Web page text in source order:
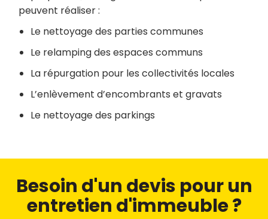
peuvent réaliser :
Le nettoyage des parties communes
Le relamping des espaces communs
La répurgation pour les collectivités locales
L’enlèvement d’encombrants et gravats
Le nettoyage des parkings
Besoin d'un devis pour un
entretien d'immeuble ?